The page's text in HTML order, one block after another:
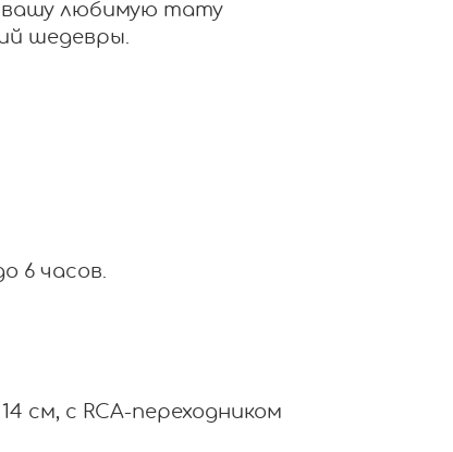
вашу любимую тату
шедевры.
6 часов.
см, с RCA-переходником